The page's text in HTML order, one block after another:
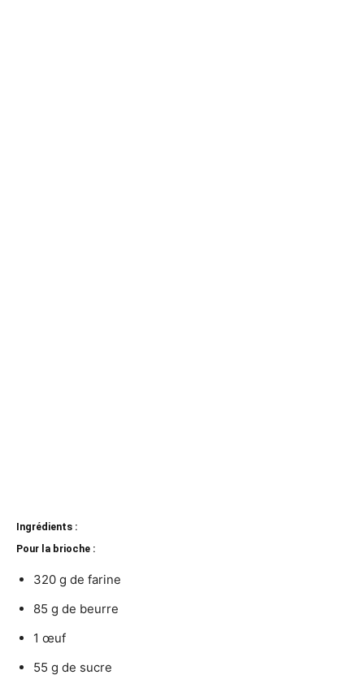
Ingrédients :
Pour la brioche :
320 g de farine
85 g de beurre
1 œuf
55 g de sucre